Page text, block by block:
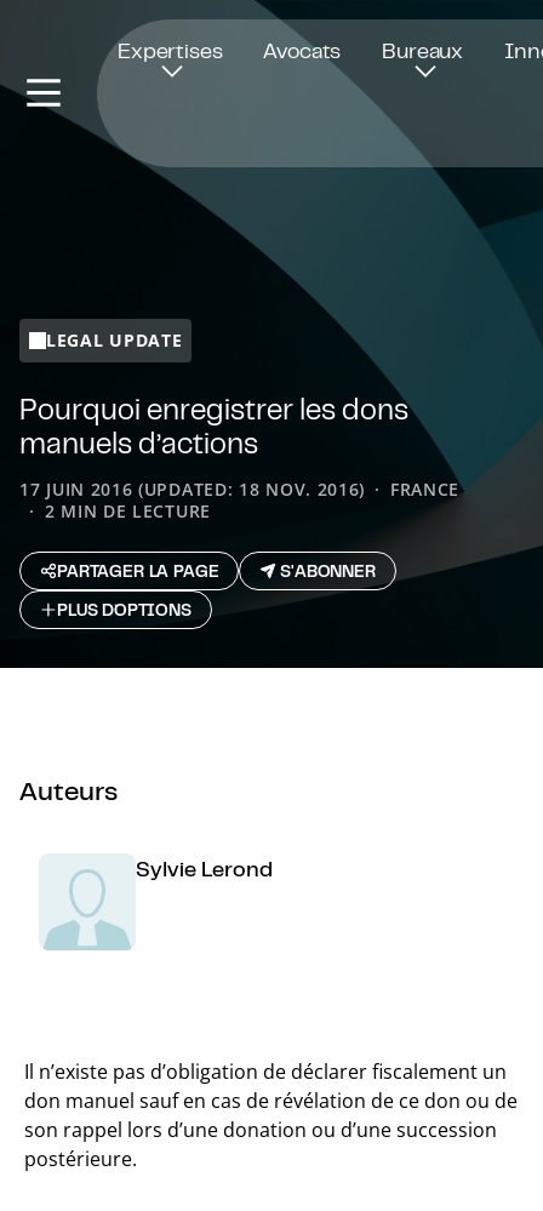
Expertises Avocats Bureaux
LEGAL UPDATE
Pourquoi enregistrer les dons
manuels d’actions
17 JUIN 2016 (UPDATED: 18 NOV. 2016)
FRANCE
2 MIN DE LECTURE
PARTAGER LA PAGE
S'ABONNER
PLUS D`OPTIONS
Auteurs
Sylvie Lerond
Il n’existe pas d’obligation de déclarer fiscalement un
don manuel sauf en cas de révélation de ce don ou de
son rappel lors d’une donation ou d’une succession
postérieure.
Ouvre dans une nouvelle fenêtre